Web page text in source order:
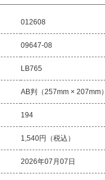
012608
09647-08
LB765
AB判（257mm × 207mm）
194
1,540円（税込）
2026年07月07日